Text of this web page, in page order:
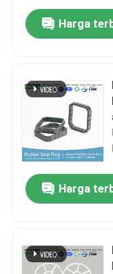
Rumah
Video
Tentang kita
Wisata pabrik
Kontrol kualitas
Harga
Harga